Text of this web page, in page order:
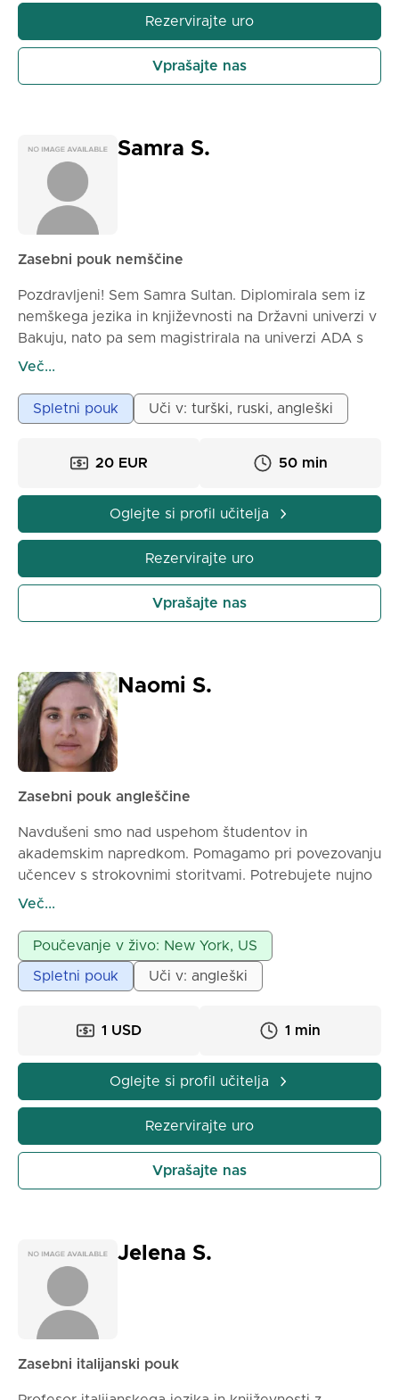
Rezervirajte uro
Vprašajte nas
Samra S.
Zasebni pouk nemščine
Pozdravljeni! Sem Samra Sultan. Diplomirala sem iz
nemškega jezika in književnosti na Državni univerzi v
Bakuju, nato pa sem magistrirala na univerzi ADA s
področja poučevanja in učenja.
bi učenje jezika naredili prijetno, sistematično in
motivirajoče. Na mojih poukih najprej utrdim temelje
pisanja in govorjenja. Vsak pouk je posebej
Učenci, ki se učijo pri meni, pridobijo močno podlago
v nemščini, tako za vsakodnevno komunikacijo kot
za izpitno osredotočeno znanje.
Več...
Spletni pouk Uči v: turški, ruski, angleški
20 EUR 50 min
Oglejte si profil učitelja
Rezervirajte uro
Vprašajte nas
Naomi S.
Zasebni pouk angleščine
Navdušeni smo nad uspehom študentov in
akademskim napredkom. Pomagamo pri povezovanju
učencev s strokovnimi storitvami. Potrebujete nujno
pomoč? Preprosto recite, napišite moje naloge zame
pravočasne rešitve. Skupaj si olajšajmo učenje!
Več...
Poučevanje v živo: New York, US
Spletni pouk Uči v: angleški
1 USD 1 min
Oglejte si profil učitelja
Rezervirajte uro
Vprašajte nas
Jelena S.
Zasebni italijanski pouk